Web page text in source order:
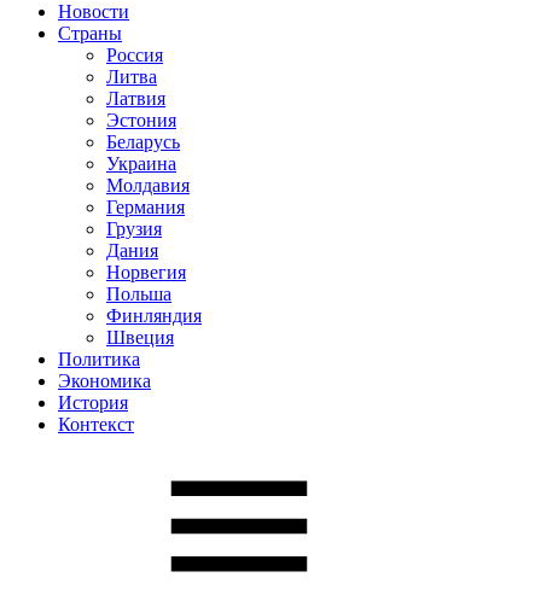
Новости
Страны
Россия
Литва
Латвия
Эстония
Беларусь
Украина
Молдавия
Германия
Грузия
Дания
Норвегия
Польша
Финляндия
Швеция
Политика
Экономика
История
Контекст